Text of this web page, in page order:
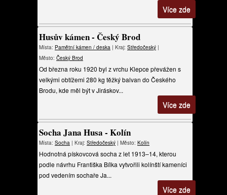
Více zde
Husův kámen - Český Brod
Místa: Pamětní kámen / deska | Kraj: Středočeský |
Město: Český Brod
Od března roku 1920 byl z vrchu Klepce převážen s
velkými obtížemi 280 kg těžký balvan do Českého
Brodu, kde měl být v Jiráskov...
Více zde
Socha Jana Husa - Kolín
Místa: Socha | Kraj: Středočeský | Město: Kolín
Hodnotná pískovcová socha z let 1913–14, kterou
podle návrhu Františka Bílka vytvořili kolínští kameníci
pod vedením sochaře Ja...
Více zde